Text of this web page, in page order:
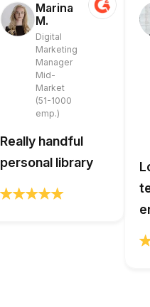
Marina
M.
Digital
Marketing
Manager
Mid-
Market
(51-1000
emp.)
Really handful
personal library